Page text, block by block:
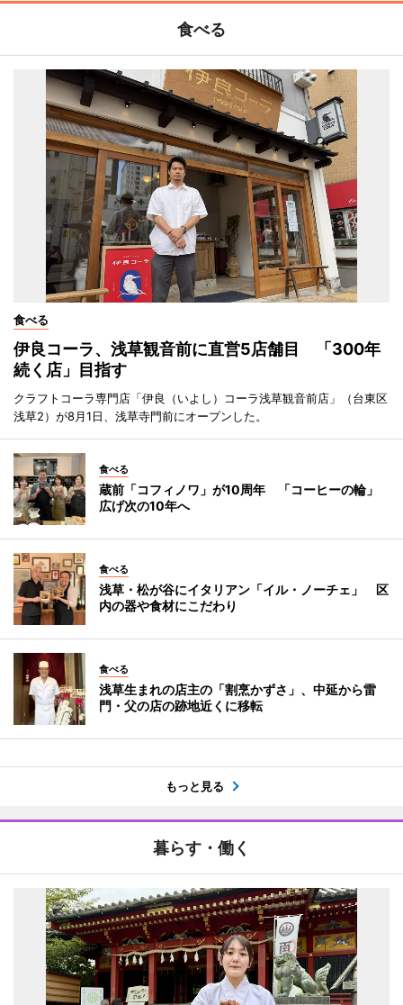
食べる
食べる
伊良コーラ、浅草観音前に直営5店舗目 「300年
続く店」目指す
クラフトコーラ専門店「伊良（いよし）コーラ浅草観音前店」（台東区
浅草2）が8月1日、浅草寺門前にオープンした。
食べる
蔵前「コフィノワ」が10周年 「コーヒーの輪」
広げ次の10年へ
食べる
浅草・松が谷にイタリアン「イル・ノーチェ」 区
内の器や食材にこだわり
食べる
浅草生まれの店主の「割烹かずさ」、中延から雷
門・父の店の跡地近くに移転
もっと見る
暮らす・働く